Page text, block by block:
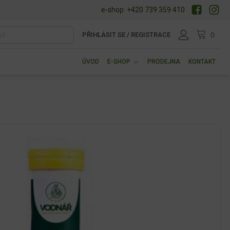
e-shop: +420 739 359 410
PŘIHLÁSIT SE / REGISTRACE
ÚVOD E-SHOP PRODEJNA KONTAKT